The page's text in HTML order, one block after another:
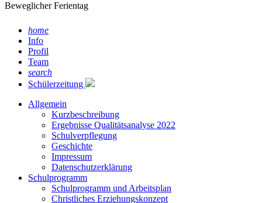
Beweglicher Ferientag
home
Info
Profil
Team
search
Schülerzeitung
Allgemein
Kurzbeschreibung
Ergebnisse Qualitätsanalyse 2022
Schulverpflegung
Geschichte
Impressum
Datenschutzerklärung
Schulprogramm
Schulprogramm und Arbeitsplan
Christliches Erziehungskonzept